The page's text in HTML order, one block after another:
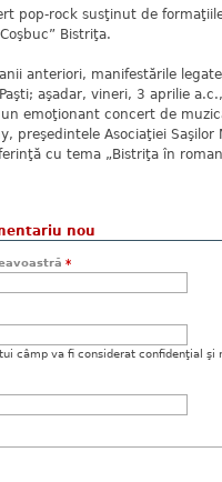
pop-rock susţinut de
Bistriţa.
anteriori, manifestările
aşadar, vineri, 3 aprilie
emoţionant concert de
preşedintele Asociaţiei
cu tema „Bistriţa în
nou
*
câmp va fi considerat confidenţial şi